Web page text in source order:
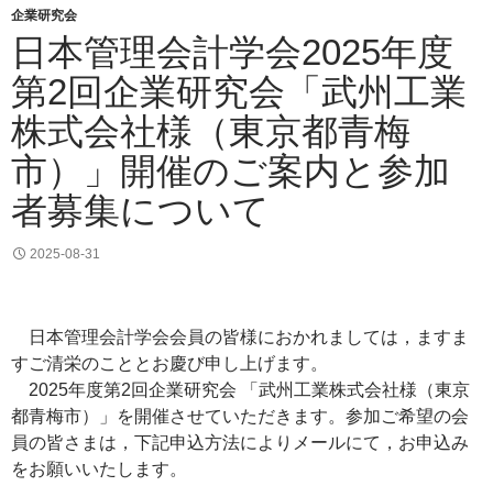
企業研究会
日本管理会計学会2025年度
第2回企業研究会「武州工業
株式会社様（東京都青梅
市）」開催のご案内と参加
者募集について
2025-08-31
日本管理会計学会会員の皆様におかれましては，ますま
すご清栄のこととお慶び申し上げます。
2025年度第2回企業研究会 「武州工業株式会社様（東京
都青梅市）」を開催させていただきます。参加ご希望の会
員の皆さまは，下記申込方法によりメールにて，お申込み
をお願いいたします。